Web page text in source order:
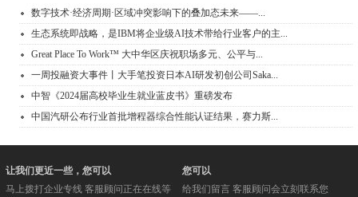
数字技术·经济周期·区域冲突影响下的叠加态未来——...
生态系统即战略，是IBM将企业级AI技术带给行业客户的主...
Great Place To Work™ 大中华区庆祝职场多元、公平与...
一周投融资大事件丨大手笔投资日本AI研发初创公司Saka...
中智《2024届高校毕业生就业蓝皮书》重磅发布
中国汽研公布行业首批增程器综合性能认证结果，赛力斯...
让我们更近一些，您可以
马上拨打企业专线 客服顾问正在在线等
您可以
给我们留言 客服顾问会立刻联系您